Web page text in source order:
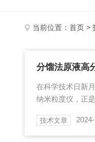
当前位置： 首页 >
分馏法原液高
在科学技术日新
纳米粒度仪，正
师们洞察微观世
的有效性往往与
技术文章